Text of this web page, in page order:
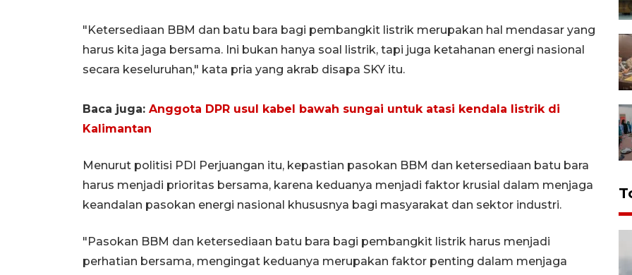
"Ketersediaan BBM dan batu bara bagi pembangkit listrik merupakan hal mendasar yang
harus kita jaga bersama. Ini bukan hanya soal listrik, tapi juga ketahanan energi nasional
secara keseluruhan," kata pria yang akrab disapa SKY itu.
Baca juga: Anggota DPR usul kabel bawah sungai untuk atasi kendala listrik di
Kalimantan
Menurut politisi PDI Perjuangan itu, kepastian pasokan BBM dan ketersediaan batu bara
harus menjadi prioritas bersama, karena keduanya menjadi faktor krusial dalam menjaga
keandalan pasokan energi nasional khususnya bagi masyarakat dan sektor industri.
"Pasokan BBM dan ketersediaan batu bara bagi pembangkit listrik harus menjadi
perhatian bersama, mengingat keduanya merupakan faktor penting dalam menjaga